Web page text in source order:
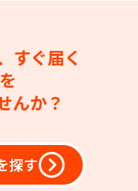
すぐ届く
んか？
探す